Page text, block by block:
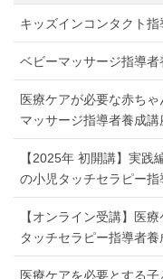
キッズインコンタクト指
ベビーマッサージ指導者
医療ケアが必要な赤ち
マッサージ指導者養成講
【2025年 初開講】実践
の小児タッチセラピー
【オンライン受講】医
タッチセラピー指導者養
医療ケアを必要とする